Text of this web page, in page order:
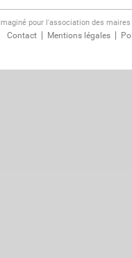
Imaginé pour l'association des
Contact Mentions légales